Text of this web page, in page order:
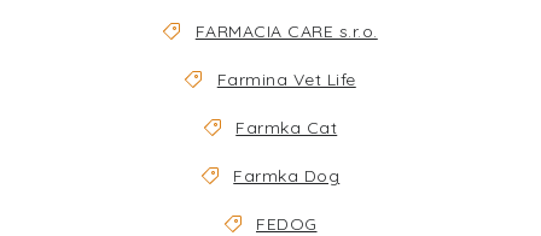
FARMACIA CARE s.r.o.
Farmina Vet Life
Farmka Cat
Farmka Dog
FEDOG